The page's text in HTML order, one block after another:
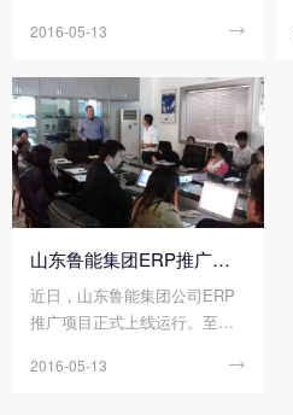
作，感谢客户的信赖，让我们
务客户的机会。
2016-05-13 
山东鲁能集团ERP推广项目正式上线运行
近日，山东鲁能集团公司ERP
推广项目正式上线运行。至
业、煤炭产业全部按计划上
2016-05-13 